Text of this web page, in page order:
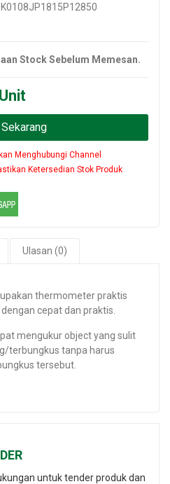
Stock Sebelum Memesan.
Menghubungi Channel
Ketersedian Stok Produk
Ulasan (0)
thermometer praktis
cepat dan praktis.
mengukur object yang sulit
terbungkus tanpa harus
tersebut.
untuk tender produk dan